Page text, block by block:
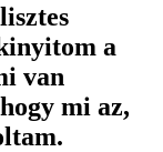
a
van
mi az,